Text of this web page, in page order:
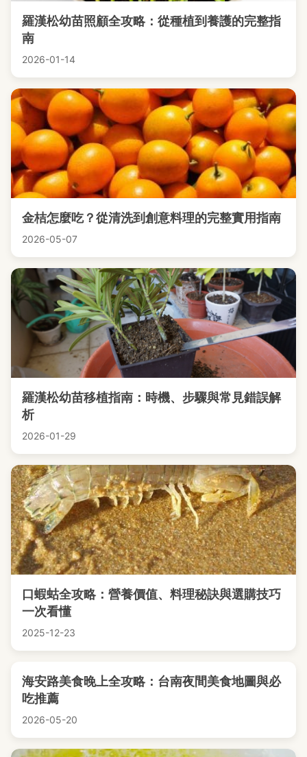
羅漢松幼苗照顧全攻略：從種植到養護的完整指
南
2026-01-14
金桔怎麼吃？從清洗到創意料理的完整實用指南
2026-05-07
羅漢松幼苗移植指南：時機、步驟與常見錯誤解
析
2026-01-29
口蝦蛄全攻略：營養價值、料理秘訣與選購技巧
一次看懂
2025-12-23
海安路美食晚上全攻略：台南夜間美食地圖與必
吃推薦
2026-05-20